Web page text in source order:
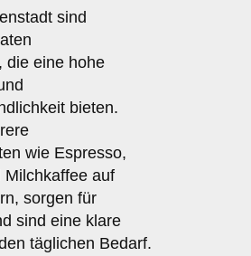
sind
die eine hohe
bieten.
wie Espresso,
Milchkaffee auf
sorgen für
sind eine klare
täglichen Bedarf.